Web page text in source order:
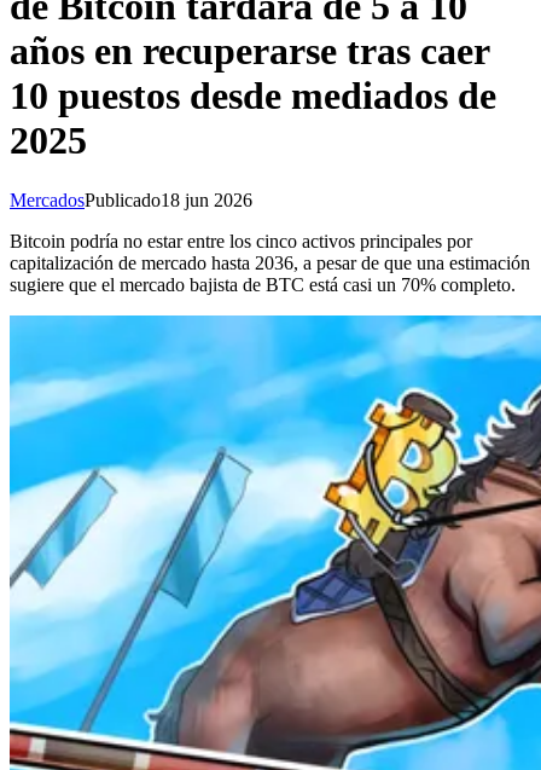
años en recuperarse tras caer
10 puestos desde mediados de
2025
MercadosPublicado18 jun 2026
Bitcoin podría no estar entre los cinco activos principales por
capitalización de mercado hasta 2036, a pesar de que una estimación
sugiere que el mercado bajista de BTC está casi un 70% completo.